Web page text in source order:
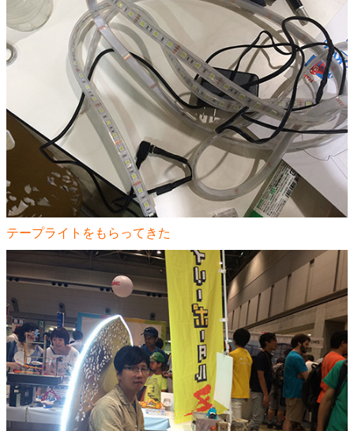
テープライトをもらってきた